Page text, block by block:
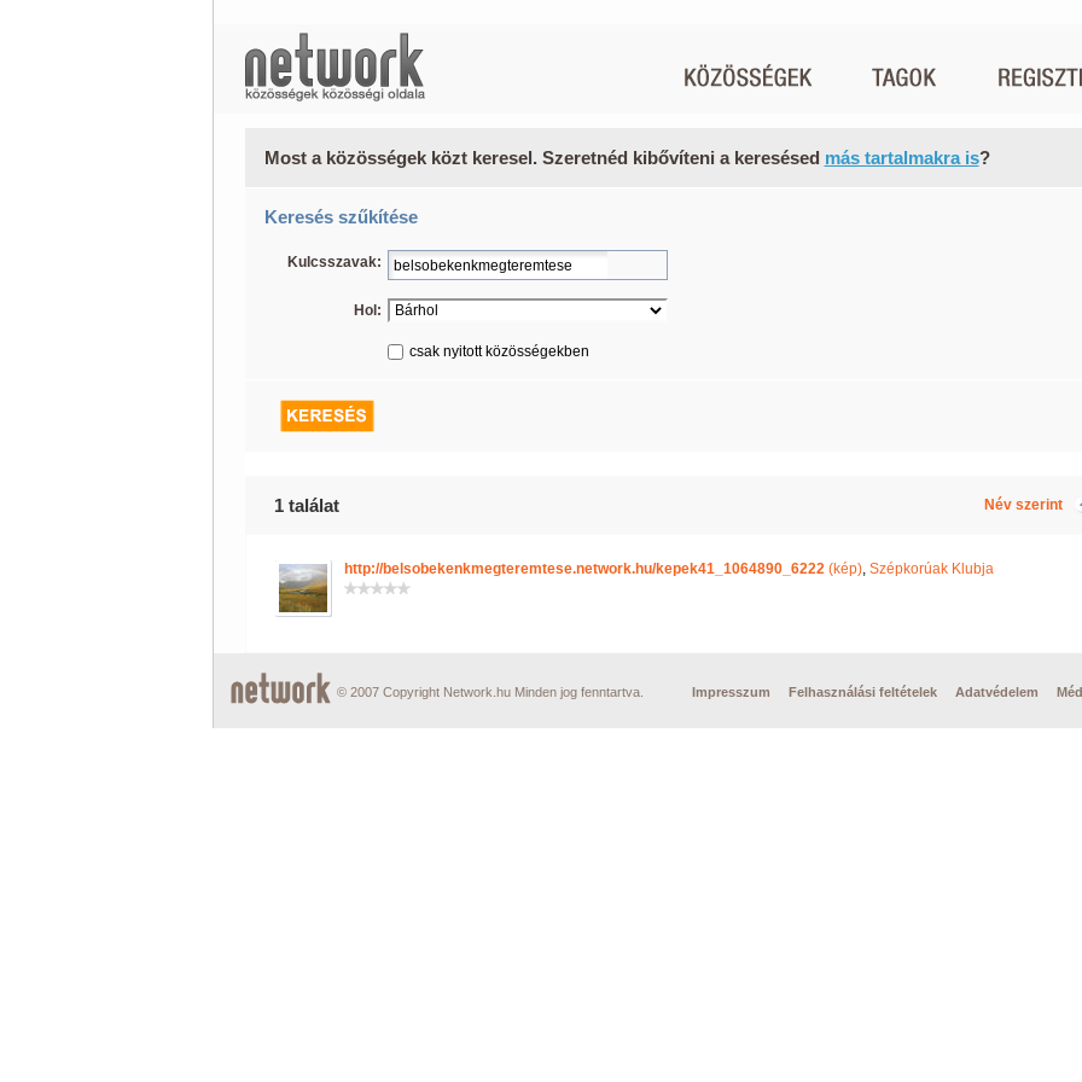
Most a közösségek közt keresel. Szeretnéd kibővíteni a keresésed más tartalmakra is?
Keresés szűkítése
Kulcsszavak:
Hol:
csak nyitott közösségekben
1 találat Név szerint
http://belsobekenkmegteremtese.network.hu/kepek41_1064890_6222(kép), Szépkorúak Klubja
© 2007 Copyright Network.hu Minden jog fenntartva. Impresszum Felhasználási feltételek Adatvédelem